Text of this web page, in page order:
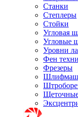
Станки
Степлеры
Стойки
Угловая
Угловые
Уровни
Фен
Фрезеры